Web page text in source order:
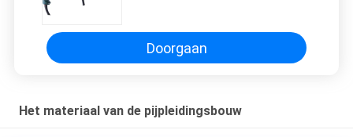
Doorgaan
Het materiaal van de pijpleidingsbouw